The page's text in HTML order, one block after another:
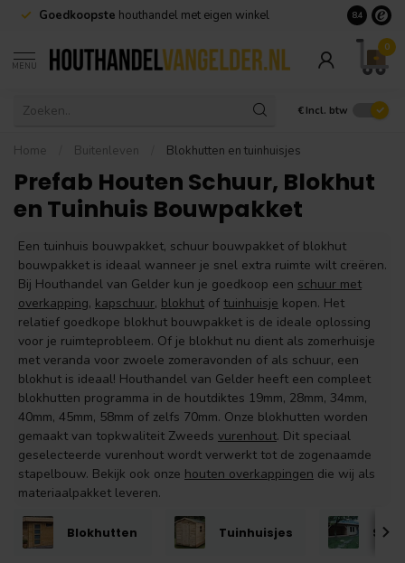
eigen winkel Geen minimale afname nodig en snelle
8.4
MENU
0
€ Incl. btw
Home Buitenleven Blokhutten en tuinhuisjes
Prefab Houten Schuur, Blokhut
en Tuinhuis Bouwpakket
Een tuinhuis bouwpakket, schuur bouwpakket of blokhut
bouwpakket is ideaal wanneer je snel extra ruimte wilt creëren.
Bij Houthandel van Gelder kun je goedkoop een schuur met
overkapping, kapschuur, blokhut of tuinhuisje kopen. Het
relatief goedkope blokhut bouwpakket is de ideale oplossing
voor je ruimteprobleem. Of je blokhut nu dient als zomerhuisje
met veranda voor zwoele zomeravonden of als schuur, een
blokhut is ideaal! Houthandel van Gelder heeft een compleet
blokhutten programma in de houtdiktes 19mm, 28mm, 34mm,
40mm, 45mm, 58mm of zelfs 70mm. Onze blokhutten worden
gemaakt van topkwaliteit Zweeds vurenhout. Dit speciaal
geselecteerde vurenhout wordt verwerkt tot de zogenaamde
stapelbouw. Bekijk ook onze houten overkappingen die wij als
materiaalpakket leveren.
Blokhutten Tuinhuisjes